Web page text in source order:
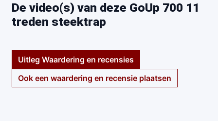
De video(s) van deze GoUp 700 11
treden steektrap
Uitleg Waardering en recensies
Ook een waardering en recensie plaatsen